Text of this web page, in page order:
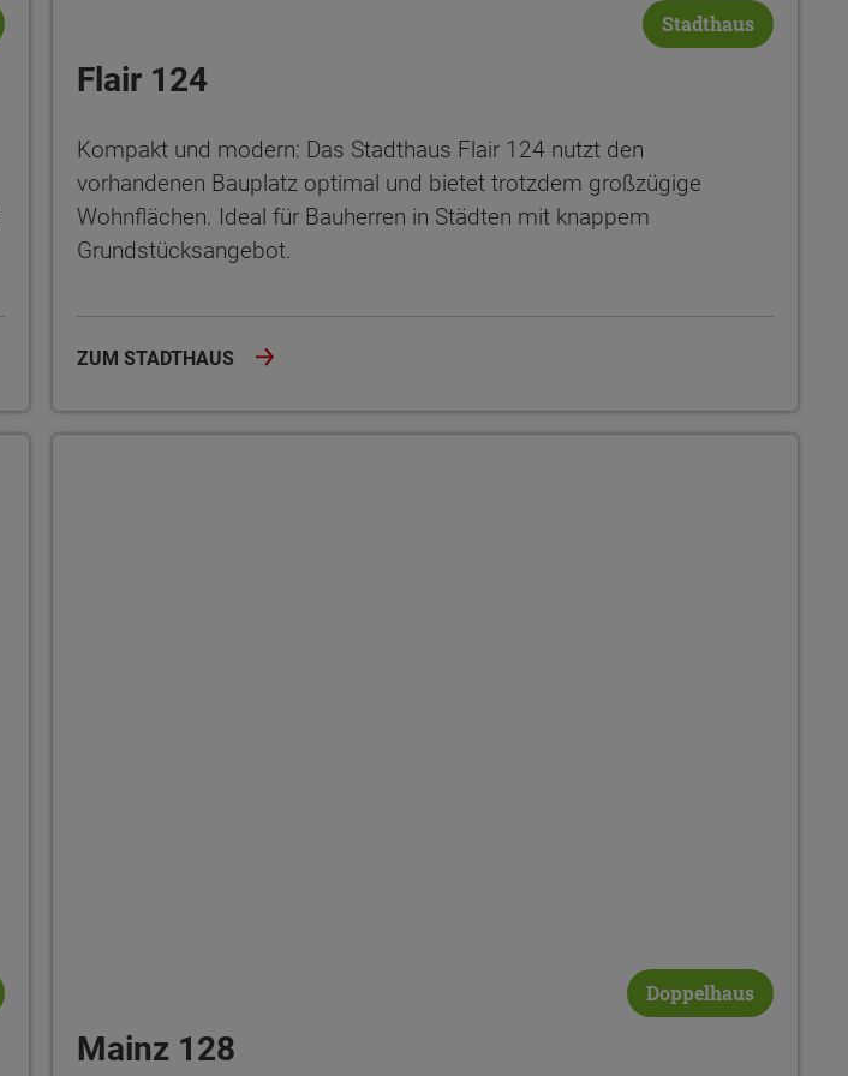
Stadthaus
Flair 124
Kompakt und modern: Das Stadthaus Flair 124 nutzt den
vorhandenen Bauplatz optimal und bietet trotzdem großzügige
Wohnflächen. Ideal für Bauherren in Städten mit knappem
Grundstücksangebot.
ZUM STADTHAUS
Doppelhaus
Mainz 128